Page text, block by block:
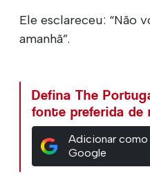
Ele esclareceu: “Não
amanhã”.
Defina The
fonte preferida
Adicionar
Google